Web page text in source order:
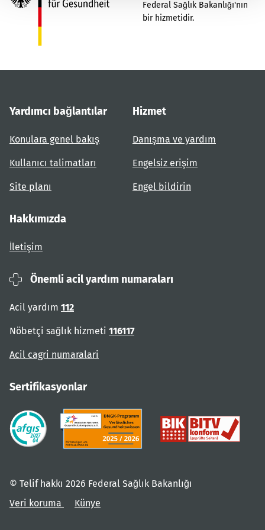
Federal Sağlık Bakanlığı'nın
bir hizmetidir.
Yardımcı bağlantılar
Konulara genel bakış
Kullanıcı talimatları
Site planı
Hizmet
Danışma ve yardım
Engelsiz erişim
Engel bildirin
Hakkımızda
İletişim
Önemli acil yardım numaraları
Acil yardım 112
Nöbetçi sağlık hizmeti 116117
Acil cagri numaralari
Sertifikasyonlar
© Telif hakkı 2026 Federal Sağlık Bakanlığı
Veri koruma
Künye